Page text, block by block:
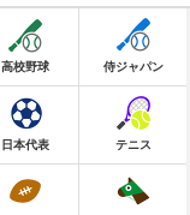
高校野球 侍ジャパン
日本代表 テニス